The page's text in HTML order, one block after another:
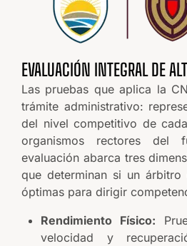
EVALUACIÓN INTEGRAL DE
Las pruebas que aplica la
trámite administrativo:
del nivel competitivo de
organismos rectores del
evaluación abarca tres
que determinan si un árbitro
óptimas para dirigir
Rendimiento Físico:
velocidad y